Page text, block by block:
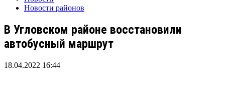
Новости районов
В Угловском районе восстановили
автобусный маршрут
18.04.2022 16:44